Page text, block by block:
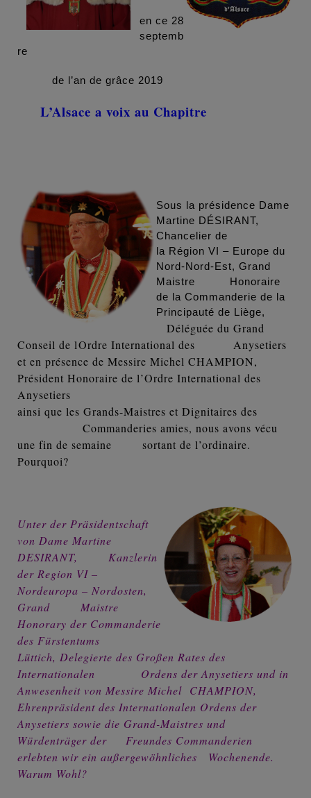
en ce 28
septemb
re
de l’an de grâce 2019
L’Alsace a voix au Chapitre
Sous la présidence Dame
Martine DÉSIRANT,
Chancelier de
la Région VI – Europe du
Nord-Nord-Est, Grand
Maistre Honoraire
de la Commanderie de la
Principauté de Liège,
Déléguée du Grand
Conseil de lOrdre International des Anysetiers
et en présence de Messire Michel CHAMPION,
Président Honoraire de l’Ordre International des
Anysetiers
ainsi que les Grands-Maistres et Dignitaires des
Commanderies amies, nous avons vécu
une fin de semaine sortant de l’ordinaire.
Pourquoi?
Unter der Präsidentschaft
von Dame Martine
DESIRANT, Kanzlerin
der Region VI –
Nordeuropa – Nordosten,
Grand Maistre
Honorary der Commanderie
des Fürstentums
Lüttich, Delegierte des Großen Rates des
Internationalen Ordens der Anysetiers und in
Anwesenheit von Messire Michel CHAMPION,
Ehrenpräsident des Internationalen Ordens der
Anysetiers sowie die Grand-Maistres und
Würdenträger der Freundes Commanderien
erlebten wir ein außergewöhnliches Wochenende.
Warum Wohl?